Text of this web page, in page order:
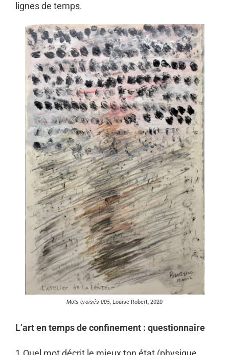
lignes de temps.
Mots croisés 005, Louise Robert, 2020
L’art en temps de confinement : questionnaire